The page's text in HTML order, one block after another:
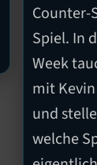
Counter-
Spiel. In
Week
mit
und
welche